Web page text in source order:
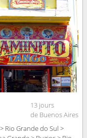
13 jours
de Buenos Aires
Rio Grande do Sul >